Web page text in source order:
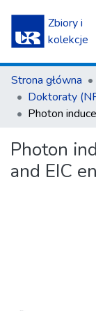
Zbiory i
kolekcje
Strona główna
Photon
and EIC